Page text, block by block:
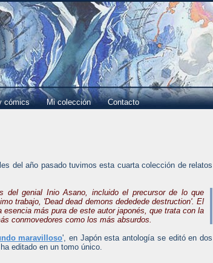
cómics Mi colección Contacto
del año pasado tuvimos esta cuarta colección de relatos
del genial Inio Asano, incluido el precursor de lo que
trabajo, 'Dead dead demons dededede destruction'. El
esencia más pura de este autor japonés, que trata con la
conmovedores como los más absurdos.
maravilloso', en Japón esta antología se editó en dos
editado en un tomo único.